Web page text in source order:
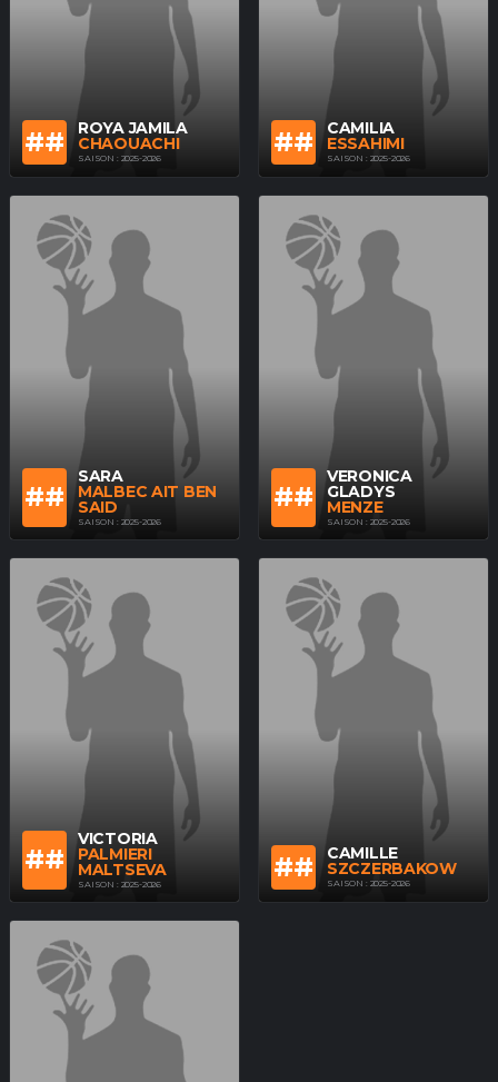
## ROYA JAMILA
CHAOUACHI
SAISON : 2025-2026
## CAMILIA
ESSAHIMI
SAISON : 2025-2026
##
SARA
MALBEC AIT BEN
SAID
SAISON : 2025-2026
##
VERONICA
GLADYS
MENZE
SAISON : 2025-2026
##
VICTORIA
PALMIERI
MALTSEVA
SAISON : 2025-2026
## CAMILLE
SZCZERBAKOW
SAISON : 2025-2026